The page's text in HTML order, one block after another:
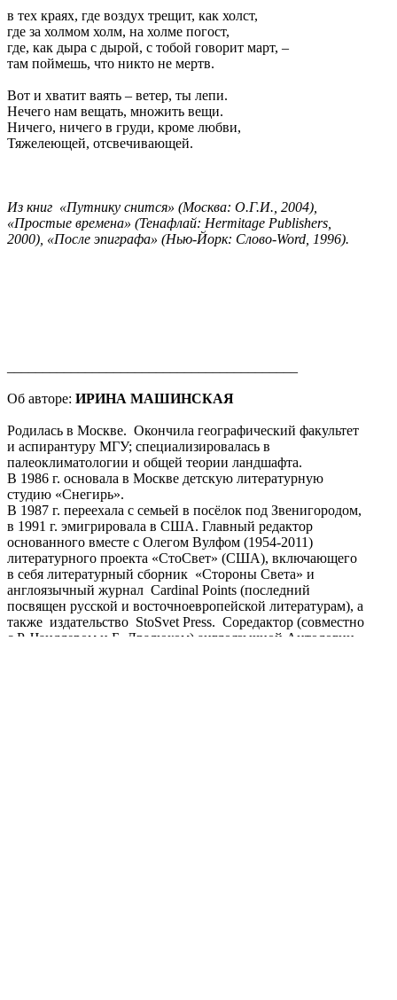
в тех краях, где воздух трещит, как холст,
где за холмом холм, на холме погост,
где, как дыра с дырой, с тобой говорит март, –
там поймешь, что никто не мертв.
Вот и хватит ваять – ветер, ты лепи.
Нечего нам вещать, множить вещи.
Ничего, ничего в груди, кроме любви,
Тяжелеющей, отсвечивающей.
Из книг «Путнику снится» (Москва: О.Г.И., 2004),
«Простые времена» (Тенафлай: Hermitage Publishers,
2000), «После эпиграфа» (Нью-Йорк: Слово-Word, 1996).
Об авторе: ИРИНА МАШИНСКАЯ
Родилась в Москве. Окончила географический факультет
и аспирантуру МГУ; специализировалась в
палеоклиматологии и общей теории ландшафта.
В 1986 г. основала в Москве детскую литературную
студию «Снегирь».
В 1987 г. переехала с семьей в посёлок под Звенигородом,
в 1991 г. эмигрировала в США. Главный редактор
основанного вместе c Олегом Вулфом (1954-2011)
литературного проекта «СтоСвет» (США), включающего
в себя литературный сборник «Стороны Света» и
англоязычный журнал Cardinal Points (последний
посвящен русской и восточноевропейской литературам), а
также издательствo StoSvet Press. Cоредактор (совместно
с Р. Чандлером и Б. Дралюком) англоязычной Антологии